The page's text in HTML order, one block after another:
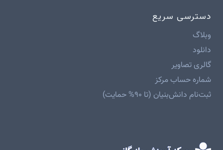
دسترسی سریع
وبلاگ
دانلود
گالری تصاویر
شماره حساب مرکز
ثبت‌نام دانش‌بنیان (تا ۹۰% حمایت)